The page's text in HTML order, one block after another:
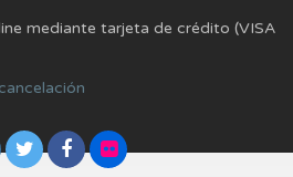
mediante tarjeta de crédito (VISA